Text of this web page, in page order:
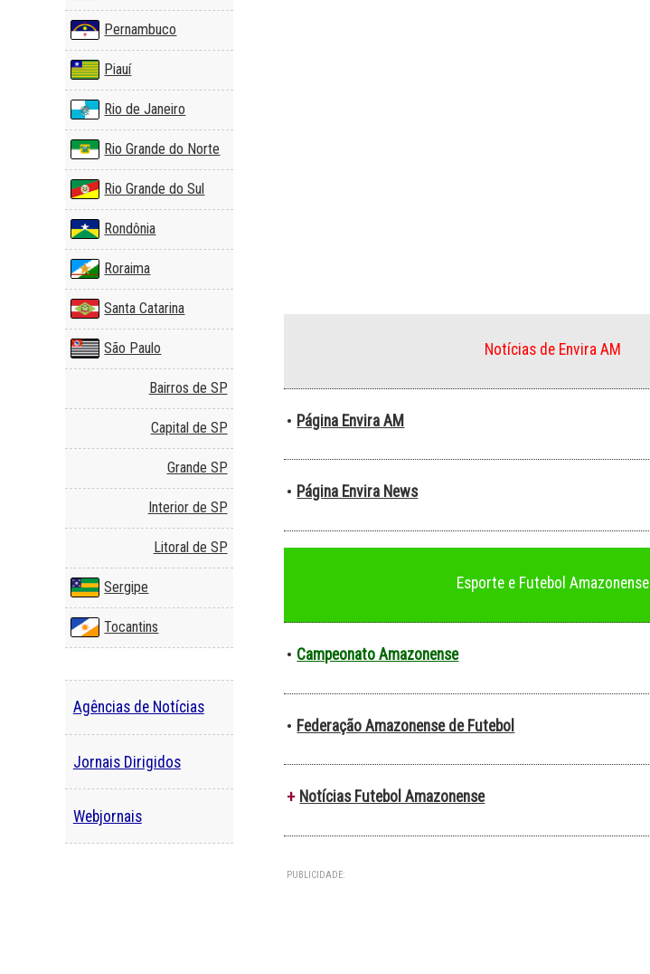
Pernambuco
Piauí
Rio de Janeiro
Rio Grande do Norte
Rio Grande do Sul
Rondônia
Roraima
Santa Catarina
São Paulo
Bairros de SP
Capital de SP
Grande SP
Interior de SP
Litoral de SP
Sergipe
Tocantins
Agências de Notícias
Jornais Dirigidos
Webjornais
Notícias de Envira AM
• Página Envira AM
• Página Envira News
Esporte e Futebol Amazonense
• Campeonato Amazonense
• Federação Amazonense de Futebol
+ Notícias Futebol Amazonense
PUBLICIDADE: